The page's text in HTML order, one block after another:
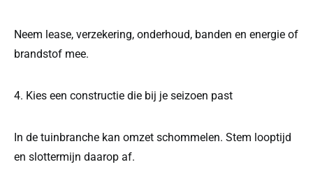
Neem lease, verzekering, onderhoud, banden en energie of
brandstof mee.
4. Kies een constructie die bij je seizoen past
In de tuinbranche kan omzet schommelen. Stem looptijd
en slottermijn daarop af.